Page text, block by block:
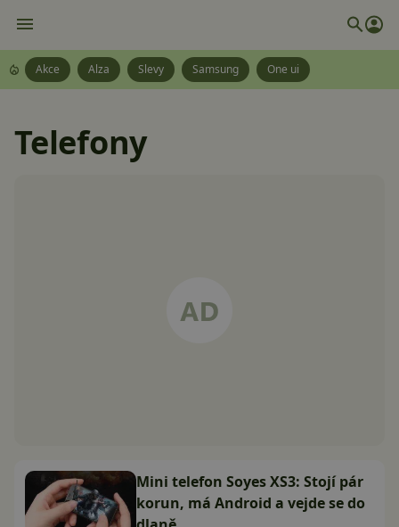
Akce Alza Slevy Samsung One ui
Telefony
Mini telefon Soyes XS3: Stojí pár
korun, má Android a vejde se do